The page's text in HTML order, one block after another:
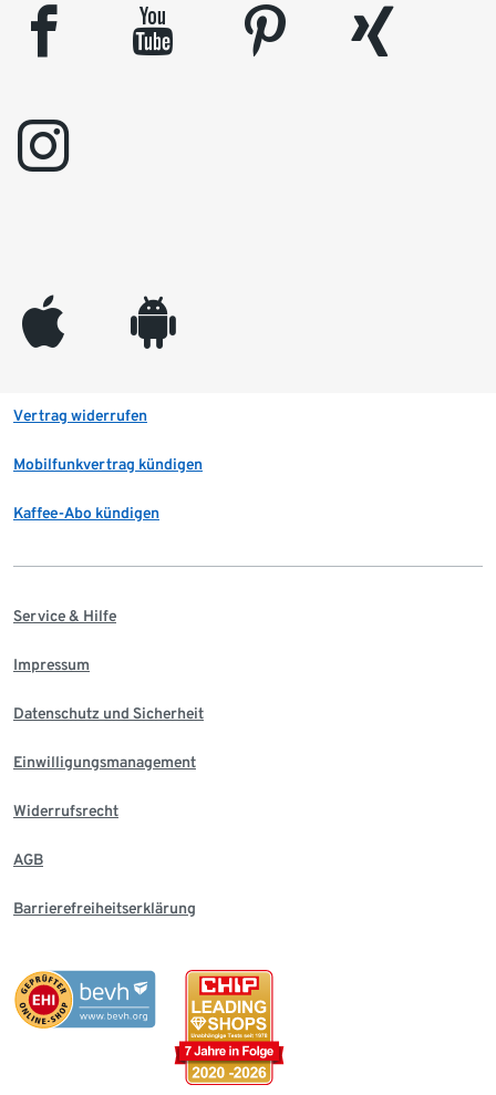
facebook youtube pinterest
xing
instagram
appleinc android
Vertrag widerrufen
Mobilfunkvertrag kündigen
Kaffee-Abo kündigen
Service & Hilfe
Impressum
Datenschutz und Sicherheit
Einwilligungsmanagement
Widerrufsrecht
AGB
Barrierefreiheitserklärung